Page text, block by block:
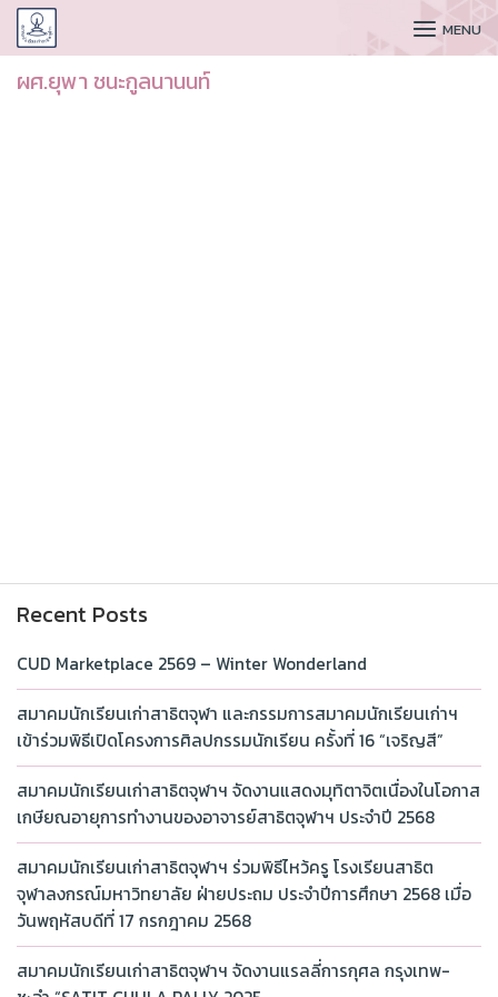
CUDAA MENU
ผศ.ยุพา ชนะกูลนานนท์
Recent Posts
CUD Marketplace 2569 – Winter Wonderland
สมาคมนักเรียนเก่าสาธิตจุฬา และกรรมการสมาคมนักเรียนเก่าฯ
เข้าร่วมพิธีเปิดโครงการศิลปกรรมนักเรียน ครั้งที่ 16 “เจริญสี”
สมาคมนักเรียนเก่าสาธิตจุฬาฯ จัดงานแสดงมุทิตาจิตเนื่องในโอกาส
เกษียณอายุการทำงานของอาจารย์สาธิตจุฬาฯ ประจำปี 2568
สมาคมนักเรียนเก่าสาธิตจุฬาฯ ร่วมพิธีไหว้ครู โรงเรียนสาธิต
จุฬาลงกรณ์มหาวิทยาลัย ฝ่ายประถม ประจำปีการศึกษา 2568 เมื่อ
วันพฤหัสบดีที่ 17 กรกฎาคม 2568
สมาคมนักเรียนเก่าสาธิตจุฬาฯ จัดงานแรลลี่การกุศล กรุงเทพ-